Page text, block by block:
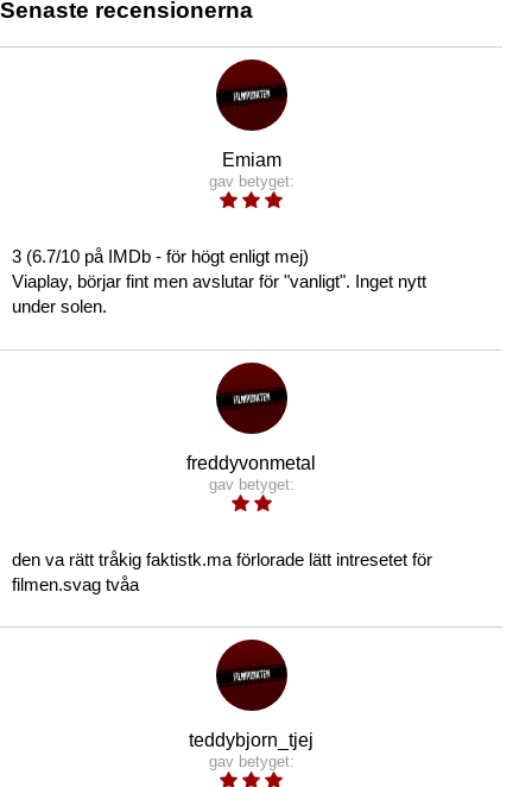
Senaste recensionerna
Emiam
gav betyget:
3 (6.7/10 på IMDb - för högt enligt mej)
Viaplay, börjar fint men avslutar för "vanligt". Inget nytt
under solen.
freddyvonmetal
gav betyget:
den va rätt tråkig faktistk.ma förlorade lätt intresetet för
filmen.svag tvåa
teddybjorn_tjej
gav betyget: